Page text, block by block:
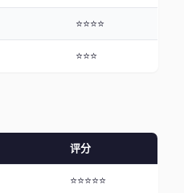
⭐⭐⭐⭐
⭐⭐⭐
评分
⭐⭐⭐⭐⭐